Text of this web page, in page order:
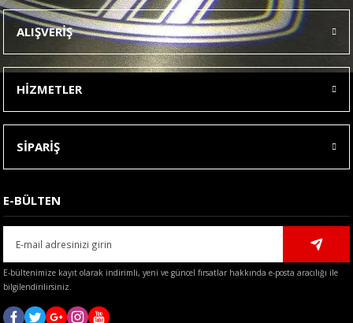
Ürün resmi kalitesiz, bozuk veya görüntülenemiyor.
Ürün açıklamasında eksik bilgiler bulunuyor.
Ürün bilgilerinde hatalar bulunuyor.
Ürün fiyatı diğer sitelerden daha pahalı.
Bu ürüne benzer farklı alternatifler olmalı.
Gönder
ALIŞVERİŞ
HİZMETLER
SİPARİŞ
E-BÜLTEN
E-bültenimize kayıt olarak indirimli, yeni ve güncel fırsatlar hakkında e-posta aracılığı ile
bilgilendirilirsiniz.